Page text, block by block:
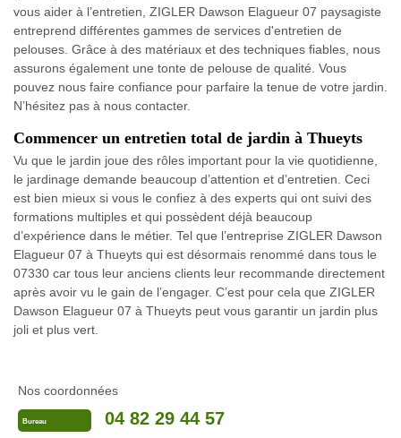
vous aider à l’entretien, ZIGLER Dawson Elagueur 07 paysagiste
entreprend différentes gammes de services d'entretien de
pelouses. Grâce à des matériaux et des techniques fiables, nous
assurons également une tonte de pelouse de qualité. Vous
pouvez nous faire confiance pour parfaire la tenue de votre jardin.
N’hésitez pas à nous contacter.
Commencer un entretien total de jardin à Thueyts
Vu que le jardin joue des rôles important pour la vie quotidienne,
le jardinage demande beaucoup d’attention et d’entretien. Ceci
est bien mieux si vous le confiez à des experts qui ont suivi des
formations multiples et qui possèdent déjà beaucoup
d’expérience dans le métier. Tel que l’entreprise ZIGLER Dawson
Elagueur 07 à Thueyts qui est désormais renommé dans tous le
07330 car tous leur anciens clients leur recommande directement
après avoir vu le gain de l’engager. C’est pour cela que ZIGLER
Dawson Elagueur 07 à Thueyts peut vous garantir un jardin plus
joli et plus vert.
Nos coordonnées
Bureau 04 82 29 44 57